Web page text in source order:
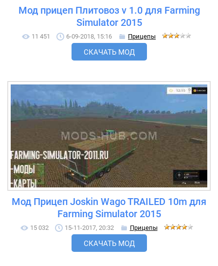
Мод прицеп Плитовоз v 1.0 для Farming
Simulator 2015
11 451 6-09-2018, 15:16 Прицепы
СКАЧАТЬ МОД
Мод Прицеп Joskin Wago TRAILED 10m для
Farming Simulator 2015
15 032 15-11-2017, 20:32 Прицепы
СКАЧАТЬ МОД